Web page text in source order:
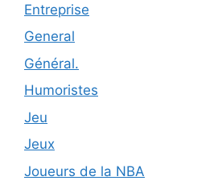
Entreprise
General
Général.
Humoristes
Jeu
Jeux
Joueurs de la NBA